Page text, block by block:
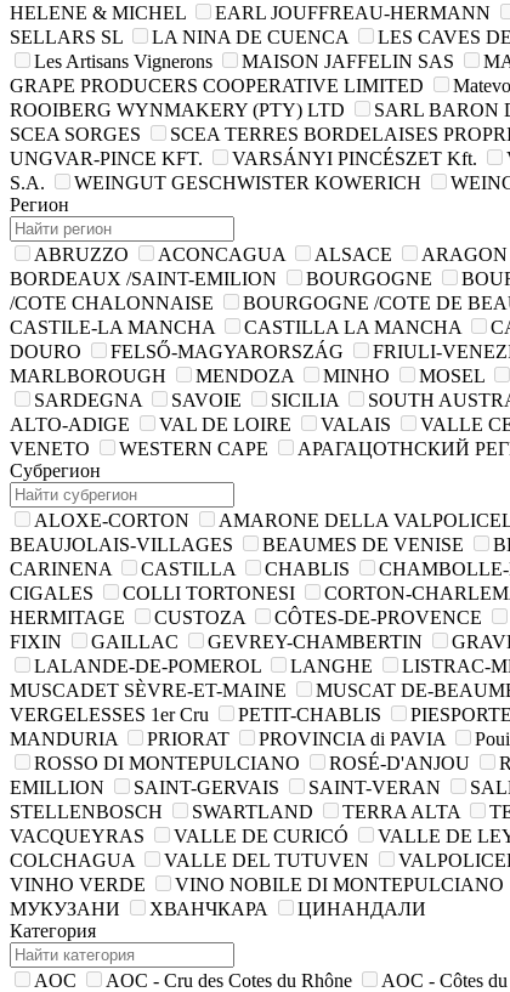
HELENE & MICHEL
EARL JOUFFREAU-HERMANN
SELLARS SL
LA NINA DE CUENCA LES CAVES
Les Artisans Vignerons
MAISON JAFFELIN SAS
GRAPE PRODUCERS COOPERATIVE LIMITED
ROOIBERG WYNMAKERY (PTY) LTD
SARL BARON
SCEA SORGES
SCEA TERRES BORDELAISES
UNGVAR-PINCE KFT.
VARSÁNYI PINCÉSZET Kft.
S.A.
WEINGUT GESCHWISTER KOWERICH
Регион
ABRUZZO ACONCAGUA ALSACE ARAGON
BORDEAUX /SAINT-EMILION
BOURGOGNE
/COTE CHALONNAISE
BOURGOGNE /COTE DE
CASTILE-LA MANCHA
CASTILLA LA MANCHA
DOURO
FELSŐ-MAGYARORSZÁG FRIULI-
MARLBOROUGH
MENDOZA MINHO MOSEL
SARDEGNA
SAVOIE SICILIA SOUTH
ALTO-ADIGE
VAL DE LOIRE VALAIS VALLE
VENETO
WESTERN CAPE АРАГАЦОТНСКИЙ
Субрегион
ALOXE-CORTON AMARONE DELLA
BEAUJOLAIS-VILLAGES
BEAUMES DE VENISE
CARINENA
CASTILLA CHABLIS
CIGALES
COLLI TORTONESI CORTON-
HERMITAGE
CUSTOZA CÔTES-DE-PROVENCE
FIXIN
GAILLAC GEVREY-CHAMBERTIN
LALANDE-DE-POMEROL
LANGHE LISTRAC-
MUSCADET SÈVRE-ET-MAINE
MUSCAT DE-
VERGELESSES 1er Cru
PETIT-CHABLIS
MANDURIA
PRIORAT PROVINCIA di PAVIA
ROSSO DI MONTEPULCIANO
ROSÉ-D'ANJOU
EMILLION
SAINT-GERVAIS SAINT-VERAN
STELLENBOSCH
SWARTLAND TERRA ALTA
VACQUEYRAS
VALLE DE CURICÓ VALLE DE
COLCHAGUA
VALLE DEL TUTUVEN
VINHO VERDE
VINO NOBILE DI MONTEPULCIANO
МУКУЗАНИ
ХВАНЧКАРА
ЦИНАНДАЛИ
Категория
AOC AOC - Cru des Cotes du Rhône AOC - Côtes